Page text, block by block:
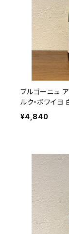
ブルゴーニュ
ルク・ボワイヨ
ランス 750ml
¥4,840